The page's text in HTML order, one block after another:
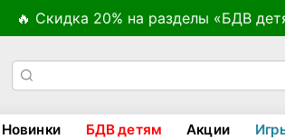
🔥 Скидка 20% на разделы «БДВ
Новинки БДВ детям Акции